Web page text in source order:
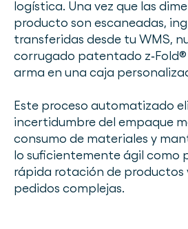
logística. Una vez que las
producto son escaneadas,
transferidas desde tu WMS,
corrugado patentado
arma en una caja
Este proceso automatizado
incertidumbre del empaque
consumo de materiales y
lo suficientemente ágil como
rápida rotación de productos
pedidos complejas.